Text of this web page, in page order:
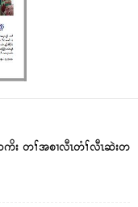
ကိး တၢ်အစၢလီၤတံၢ်လီၤဆဲးတ